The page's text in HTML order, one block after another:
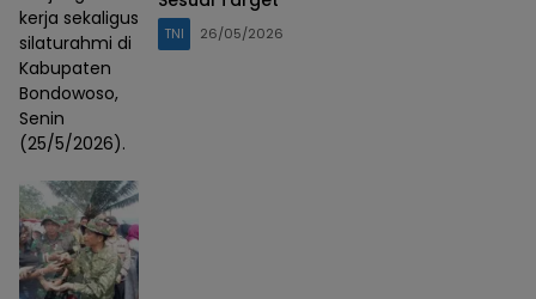
kerja sekaligus
silaturahmi di
Kabupaten
Bondowoso,
Senin
(25/5/2026).
TNI 26/05/2026